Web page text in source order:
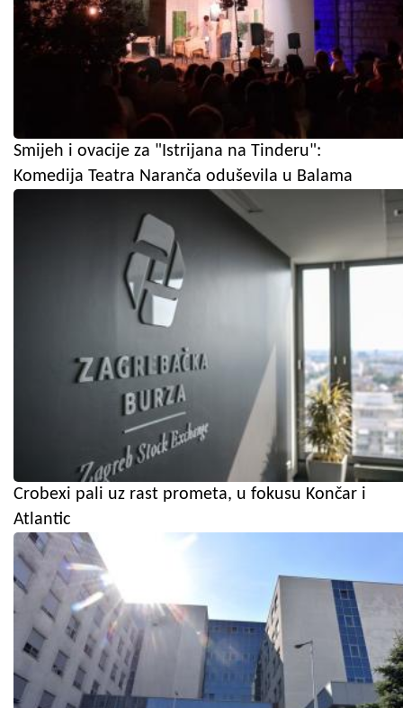
Smijeh i ovacije za "Istrijana na Tinderu":
Komedija Teatra Naranča oduševila u Balama
Crobexi pali uz rast prometa, u fokusu Končar i
Atlantic